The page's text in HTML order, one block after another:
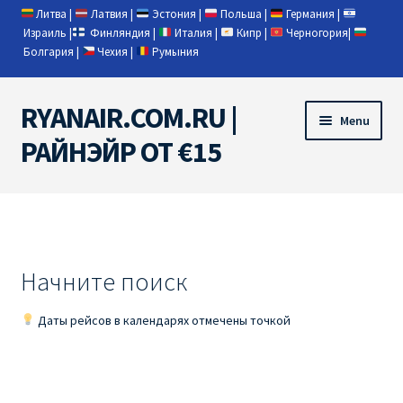
Литва | Латвия | Эстония | Польша | Германия |
Израиль | Финляндия | Италия | Кипр | Черногория|
Болгария | Чехия | Румыния
Skip
to
navigation
Skip
to
content
RYANAIR.COM.RU |
РАЙНЭЙР ОТ €15
Menu
RYANAIR PL ОТ € 9
Начните поиск
Даты рейсов в календарях отмечены точкой